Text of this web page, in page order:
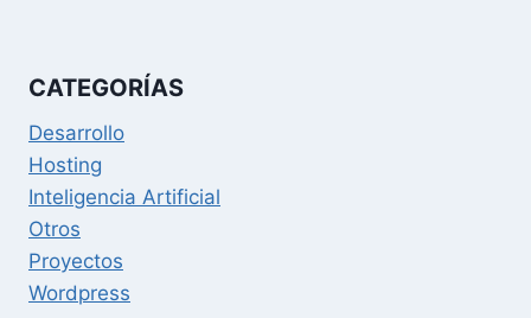
CATEGORÍAS
Desarrollo
Hosting
Inteligencia Artificial
Otros
Proyectos
Wordpress